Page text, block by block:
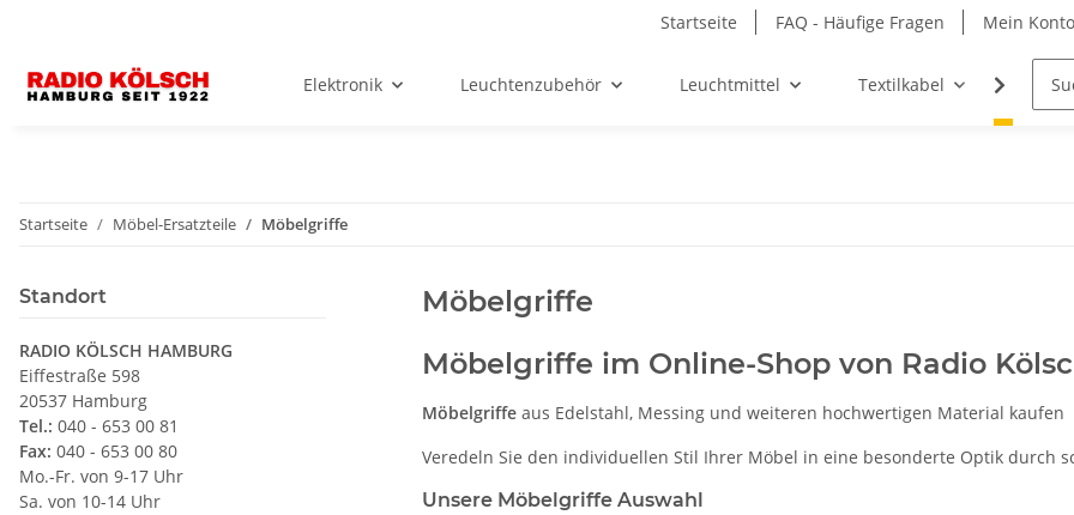
Startseite FAQ - Häufige Fragen Mein Konto
Elektronik Leuchtenzubehör Leuchtmittel Textilkabel
Startseite Möbel-Ersatzteile Möbelgriffe
Möbelgriffe
Möbelgriffe im Online-Shop von Radio
Möbelgriffe aus Edelstahl, Messing und weiteren hochwertigen Material kaufen
Veredeln Sie den individuellen Stil Ihrer Möbel in eine besonderte Optik durch
Unsere Möbelgriffe Auswahl
Standort
RADIO KÖLSCH HAMBURG
Eiffestraße 598
20537 Hamburg
Tel.: 040 - 653 00 81
Fax: 040 - 653 00 80
Mo.-Fr. von 9-17 Uhr
Sa. von 10-14 Uhr